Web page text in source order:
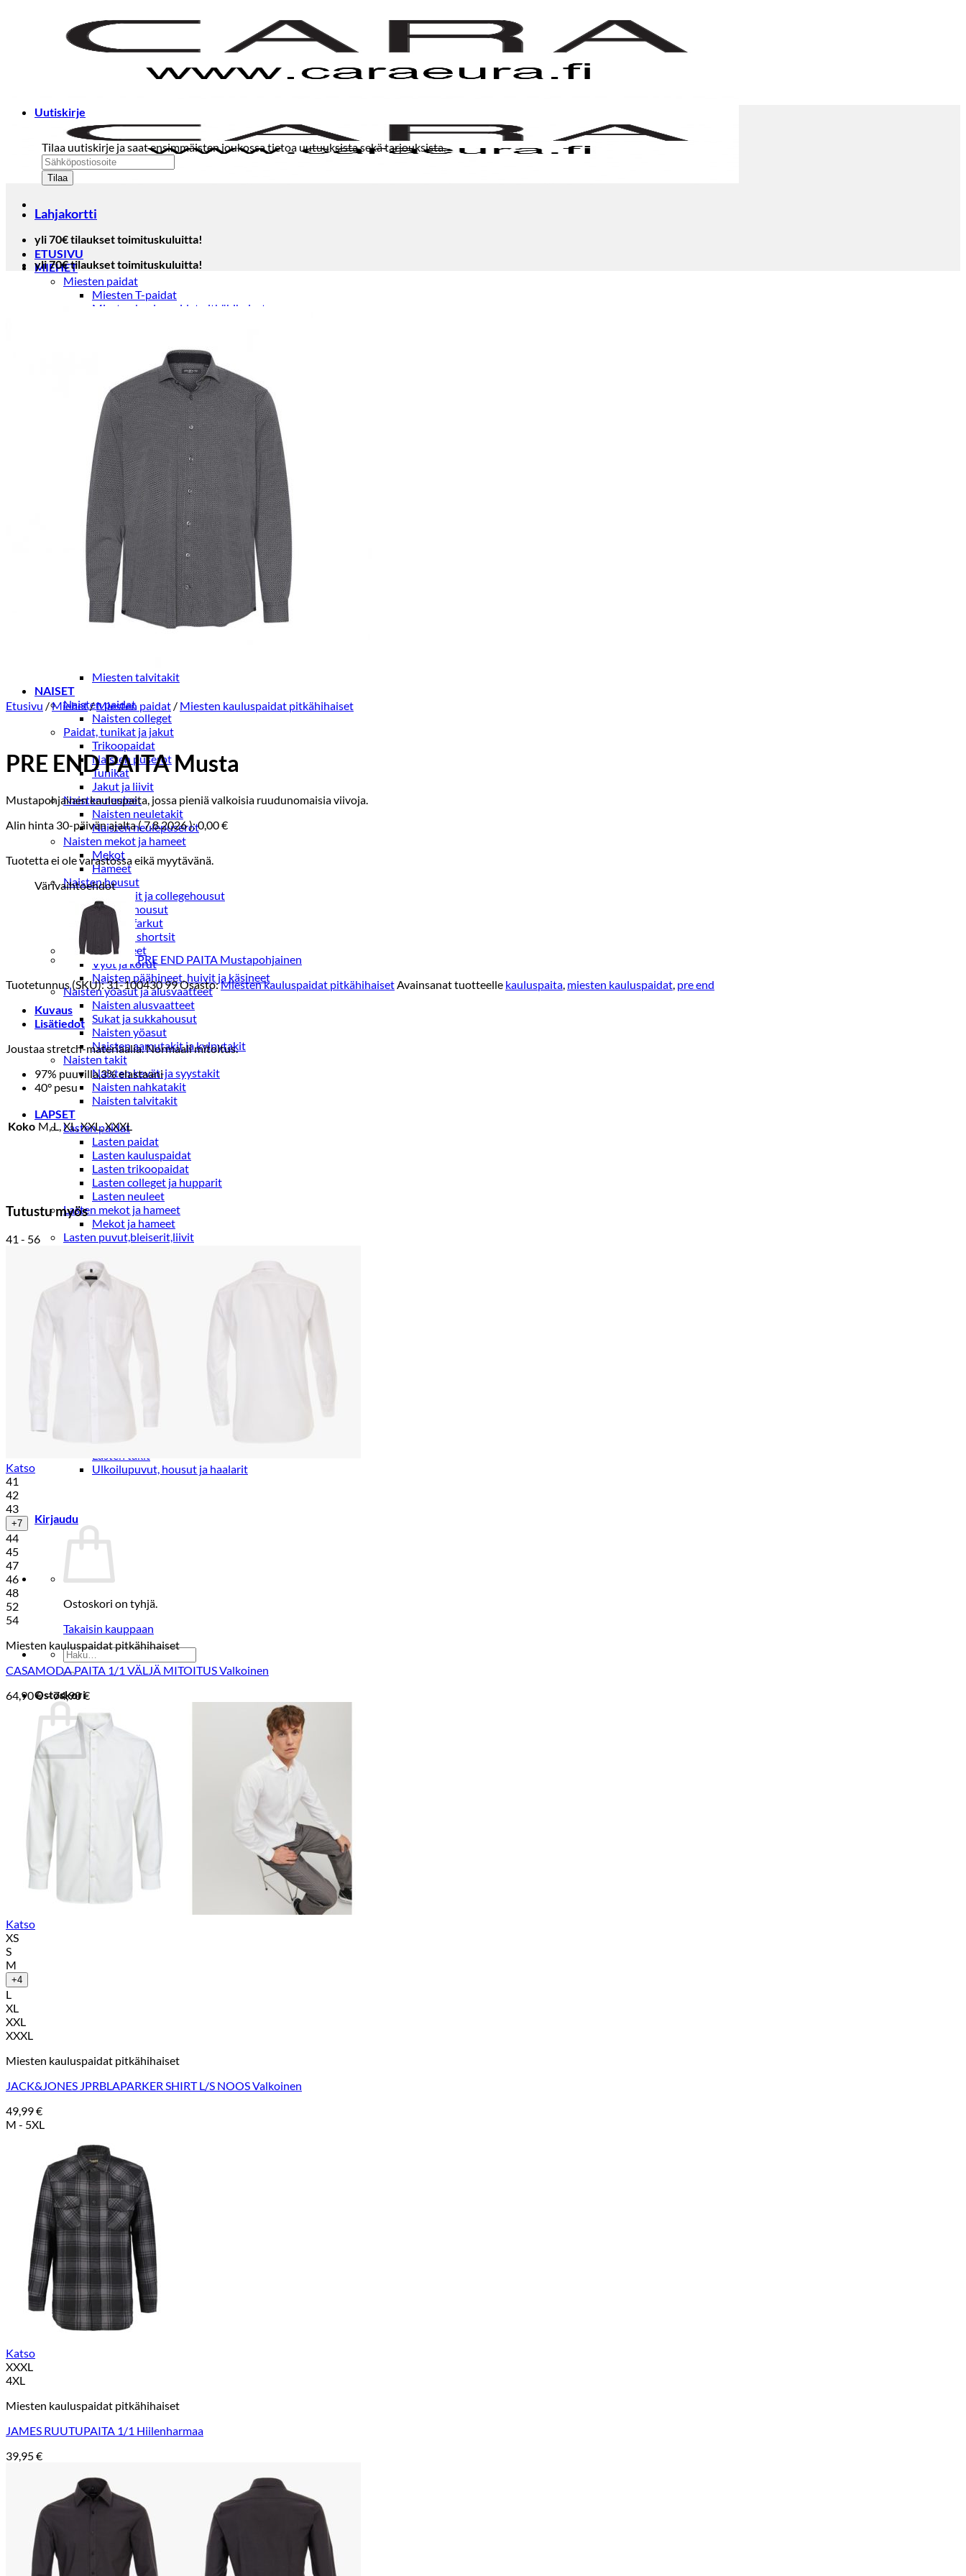
ETUSIVU
MIEHET
Miesten paidat
Miesten T-paidat
Miesten kauluspaidat pitkähihaiset
Miesten neulepuserot
Miesten neuletakit
Puvut ja blazerit
Puvut
Puvuntakit ja blazerit
Miesten housut
Miesten housut
Miesten farkut
Miesten collegehousut
Miesten shortsit
Miesten asusteet
Vyöt ja olkaimet
Solmiot, rusetit ja taskuliinat
Miesten päähineet, huivit ja käsineet
Miesten yöasut ja alusvaatteet
Miesten alusvaatteet
Miesten sukat
Miesten yöasut
Miesten aamutakit ja kylpytakit
Miesten takit
Miesten talvitakit
NAISET
Naisten paidat
Naisten colleget
Paidat, tunikat ja jakut
Trikoopaidat
Naisten puserot
Tunikat
Jakut ja liivit
Naisten neuleet
Naisten neuletakit
Naisten neulepuserot
Naisten mekot ja hameet
Mekot
Hameet
Naisten housut
Leggingsit ja collegehousut
Naisten housut
Naisten farkut
Caprit ja shortsit
Naisten asusteet
Vyöt ja korut
Naisten päähineet, huivit ja käsineet
Naisten yöasut ja alusvaatteet
Naisten alusvaatteet
Sukat ja sukkahousut
Naisten yöasut
Naisten aamutakit ja kylpytakit
Naisten takit
Naisten kevät-ja syystakit
Naisten nahkatakit
Naisten talvitakit
LAPSET
Lasten paidat
Lasten paidat
Lasten kauluspaidat
Lasten trikoopaidat
Lasten colleget ja hupparit
Lasten neuleet
Lasten mekot ja hameet
Mekot ja hameet
Lasten puvut,bleiserit,liivit
Lasten housut
Lasten housut
Lasten trikoo-ja collegehousut
Lasten farkut
Lasten shortsit
Lasten juhlahousut
Yöasut ja kylpytakit
Lasten asusteet
Sukat, sukkahousut, ym
Lasten ulkoilu
Lasten takit
Ulkoilupuvut, housut ja haalarit
Kirjaudu
Ostoskori on tyhjä.
Takaisin kauppaan
Etsi:
Ostoskori
Ostoskori on tyhjä.
Takaisin kauppaan
Uutiskirje
Tilaa uutiskirje ja saat ensimmäisten joukossa tietoa uutuuksista sekä tarjouksista.
Lahjakortti
yli 70€ tilaukset toimituskuluitta!
yli 70€ tilaukset toimituskuluitta!
Etusivu /Miehet/Miesten paidat / Miesten kauluspaidat pitkähihaiset
PRE END PAITA Musta
Mustapohjainen kauluspaita, jossa pieniä valkoisia ruudunomaisia viivoja.
Alin hinta 30-päivän ajalta (7.8.2026):0,00€
Tuotetta ei ole varastossa eikä myytävänä.
Värivaihtoehdot
PRE END PAITA Mustapohjainen
Tuotetunnus (SKU):31-100430 99Osasto:Miesten kauluspaidat pitkähihaisetAvainsanat tuotteelle kauluspaita, miesten kauluspaidat, pre end
Kuvaus
Lisätiedot
Joustaa stretch-materiaalia. Normaali mitoitus.
97% puuvilla,3% elastaani
40° pesu
Koko M, L, XL, XXL, XXXL
Tutustu myös
41 - 56
Katso
41
42
43
+7
44
45
47
46
48
52
54
Miesten kauluspaidat pitkähihaiset
CASAMODA PAITA 1/1 VÄLJÄ MITOITUS Valkoinen
64,90€–74,90€Hintaluokka:
74,90 €
Katso
XS
S
M
+4
L
XL
XXL
XXXL
Miesten kauluspaidat pitkähihaiset
JACK&JONES JPRBLAPARKER SHIRT L/S NOOS Valkoinen
49,99€
M - 5XL
Katso
XXXL
4XL
Miesten kauluspaidat pitkähihaiset
JAMES RUUTUPAITA 1/1 Hiilenharmaa
39,95€